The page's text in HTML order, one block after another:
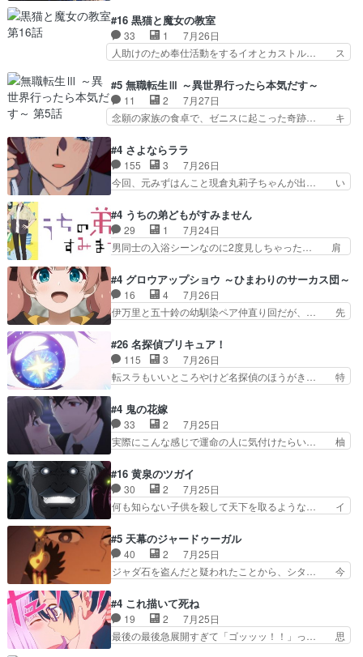
カノGirlfrien… 『アイドル伝説恋太郎ファミリ
ー』にて「ア… 安木路佐ウル子役で出演いたしま
したクォリ…
美咲さんと言えば幼女！アイマスの市原… 遼河は
目的の為には人命も軽視するタイプの… 4つのス
キルが揃う。広い墓を捜索中、遼河… 村正はそん
なおどろおどろしいエピソードあ… 気持ちよくし
レベのアニメ制作を日本に奪… 予言で正体がバレ
る、もう騙し討ちは出来な… 村正の墓、アニメで
見ると一杯で怖いな。ア…
#16 黒猫と魔女の教室
33 1
7月26日
人助けのため奉仕活動をするイオとカストル… ス
とカストルの共通点は、魔法の制御が出… 椋鳥の
大群て…住民から迷惑がられてない？… キングコ
ングor進撃の巨人牡羊座のアルデ… スピカ・イ
オ・カストルという組み合わせ。… 有り余るパワ
みかたが雑になってきてるな… イキりカストルは
怖がりやったかあスピカな… 鏡の世界への突入と
新たな依頼サブタイトル…
#5 無職転生Ⅲ ～異世界行ったら本気だす～
11 2
7月27日
念願の家族の食卓で、ゼニスに起こった奇跡… キ
ナリーゼの悪魔の囁きwクリフとエリナ… 悪魔の
囁きやめてくださいwおい、1番重要… ゼニスも
感情が出てきてて良い方向に進んで… 第５話を
ABEMAで視聴しました。視聴に… クリフとエリ
相変わらずで草ルディ君釣り… ルーデウスにシル
フィエットとロキシーとの… 離れ離れになったり
別れがあったり絶望の大…
#4 さよならララ
155 3
7月26日
今回、元みずはんこと現倉丸莉子ちゃんが出… い
様とは...本当の愛とは...なんぞ… テンポの良いボ
ケとツッコミで笑わせつつ、… この作品、ストー
リーにも登場人物にも全く… 家で机に向かってる
時の貧乏ゆすりとか、ラ… お姉ちゃんと話せ
に、ララは何を思うのだ… 息をするかのように3
話まで視聴。2026… ララの王子様探しが本格的
に動き出した回。…
#4 うちの弟どもがすみません
29 1
7月24日
男同士の入浴シーンなのに2度見しちゃった… 肩
散歩って逃げるよね！糸と類を助けよう… 類の面
倒見るのが1番大変そう糸は誰とでも… 源くんを
甘えさせるまでの糸と周りの出来事… 源くん、甘
えちゃうぞ宣言。思ったよりラブ… 糸ちゃんのま
目的を忘れてますますヤング… でも央太と親しく
するのは嫌。世話を拒んで… ゴメス（カエル）外
で散歩させてたのか(*…
#4 グロウアップショウ ～ひまわりのサーカス団～
16 4
7月26日
伊万里と五十鈴の幼馴染ペア仲直り回だが、… 先
や、これ素晴らしいコメディアニメだな。… 水着
回なのにビキニじゃない！これは時代背… 今回は
推しの吾野伊万里ちゃん担当回。これ… 伊万里さ
んの手品回であり水着回ね。瑞佳ち… 売り上げが
タ教育のせいで瑞佳がヒモカス… 伊万里ちゃんの
人前での苦手意識を抱えなが… 第４話をｄアニメ
ストアで視聴しました。視…
#26 名探偵プリキュア！
115 3
7月26日
転スラもいいところやけど名探偵のほうがき… 特
なはプリキュア仲間には自分が未来から… の活
躍、敵を圧倒ってのはおおよその流れだ… キュア
エクレール初変身＆初戦闘。プリキュ… キュアエ
クレールは強いが力を制御できない… キュアエク
ッコロで始まってちょっ… バカおもろいやん
www実質まどマギやんけ… しかも実質的にエク
レールが倒したビルであ…
#4 鬼の花嫁
33 2
7月25日
実際にこんな感じで運命の人に気付けたらい… 柚
の花嫁は一見すると甘い夢、理想の天国… 玲夜さ
んのご両親の登場ですこの世に数多い… 玲夜のお
父さんが石田彰だったことに驚きを… 主人公自分
の立場わかって無さすぎやしまた… ヨミツガと
子にも優しいし可愛いしこの… ユキノさんから玲
夜の父親の話で、そのイメ… あやかしの頂点に立
つ鬼龍院家の現当主が息…
#16 黄泉のツガイ
30 2
7月25日
何も知らない子供を殺して天下を取るような… イ
いバトル回の最後に、予想外の引きシン… これっ
て作者が描きたいのは"ユルの物語"… デラさんの
秘密がちょっとわかった回、正直… 左さんと刀持
ちさんが対決♪あとどこぞのじ… 何処も彼処も言
く動いていてずっと胸が熱… 同時視聴｜
DaemonsRealm｜リア… これまで騙していた東
村を捨てて新郷家に来…
#5 天幕のジャードゥーガル
40 2
7月25日
ジャダ石を盗んだと疑われたことから、シタ… 今
ぶややこしいことになってたオープニン… テンポ
も良いし毎話良いところで引くから全… 盟友ドレ
ゲネ后との出会い。次週のドレゲネ… さて、登場
人物多いけどついていけるのか私… 今回は遂にド
#4 これ描いて死ね
19 2
7月25日
最後の最後急展開すぎて「ゴッッッ！！」っ… 思